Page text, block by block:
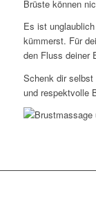
Brüste können
Es ist
kümmerst. Für
den Fluss deiner
Schenk dir
und respektvolle